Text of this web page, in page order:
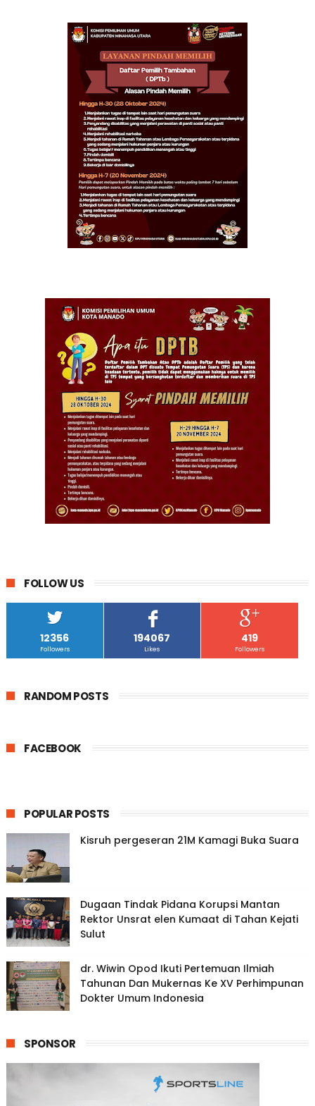
FOLLOW US
12356
Followers
194067
Likes
419
Followers
RANDOM POSTS
FACEBOOK
POPULAR POSTS
Kisruh pergeseran 21M Kamagi Buka Suara
Dugaan Tindak Pidana Korupsi Mantan
Rektor Unsrat elen Kumaat di Tahan Kejati
Sulut
dr. Wiwin Opod Ikuti Pertemuan Ilmiah
Tahunan Dan Mukernas Ke XV Perhimpunan
Dokter Umum Indonesia
SPONSOR